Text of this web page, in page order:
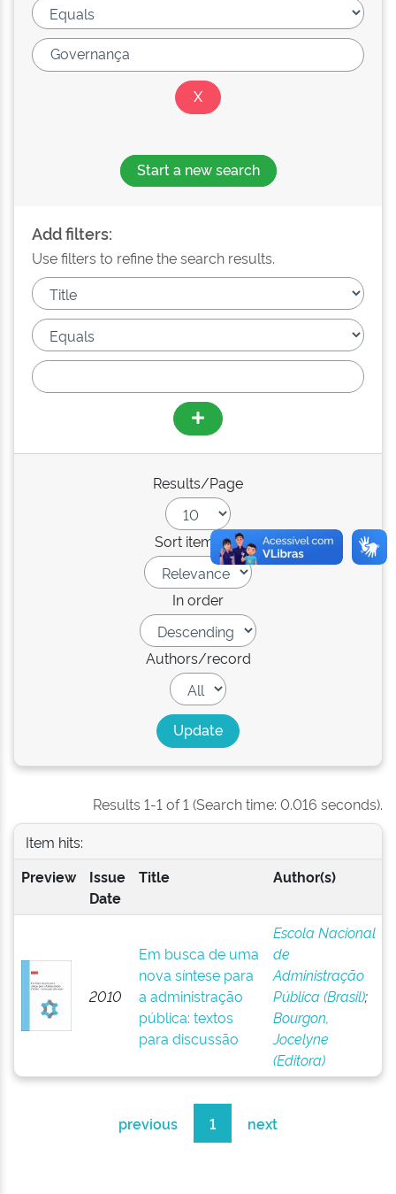
Start a new search
Add filters:
Use filters to refine the search results.
Results/Page
Sort items by
In order
Authors/record
Results 1-1 of 1 (Search time: 0.016 seconds).
Item hits:
Preview
Issue
Date
Title Author(s)
2010
Em busca de uma
nova síntese para
a administração
pública: textos
para discussão
Escola Nacional
de
Administração
Pública (Brasil);
Bourgon,
Jocelyne
(Editora)
previous 1 next